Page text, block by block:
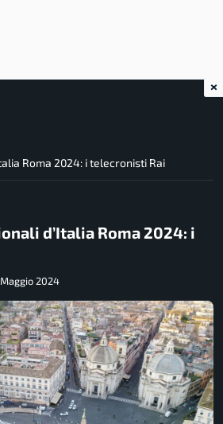
Roma 2024: i telecronisti Rai
d’Italia Roma 2024: i
2024
×